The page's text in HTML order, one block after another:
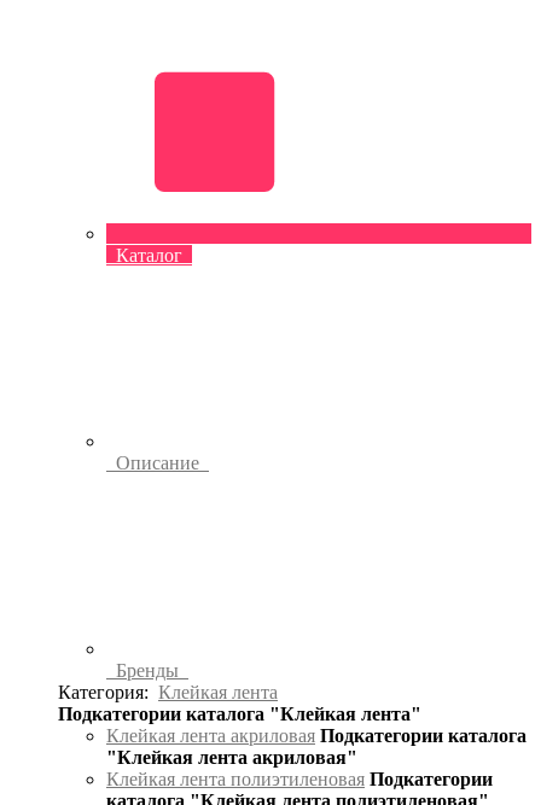
Каталог
Описание
Бренды
Категория: Клейкая лента
Подкатегории каталога "Клейкая лента"
Клейкая лента акриловая Подкатегории каталога
"Клейкая лента акриловая"
Клейкая лента полиэтиленовая Подкатегории
каталога "Клейкая лента полиэтиленовая"